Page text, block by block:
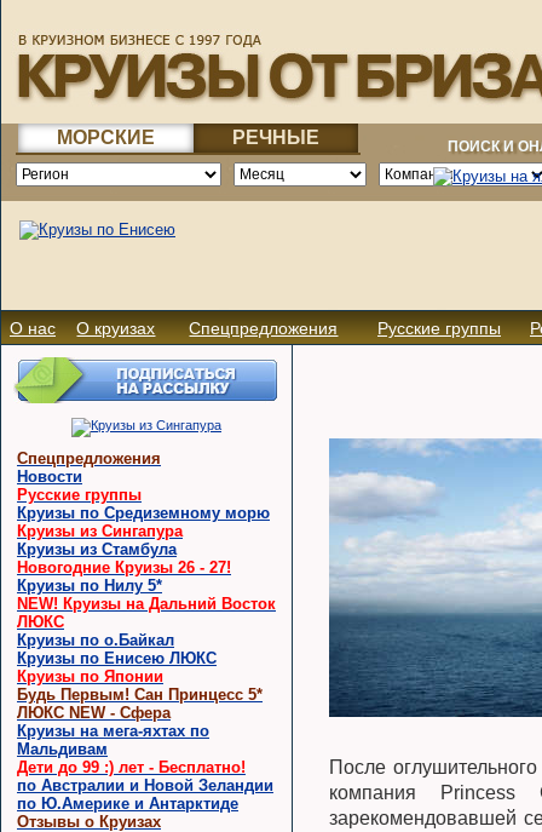
МОРСКИЕ РЕЧНЫЕ ПОИСК И
О нас О круизах Спецпредложения Русские группы
Спецпредложения
Новости
Русские группы
Круизы по Средиземному морю
Круизы из Сингапура
Круизы из Стамбула
Новогодние Круизы 26 - 27!
Круизы по Нилу 5*
NEW! Круизы на Дальний Восток
ЛЮКС
Круизы по о.Байкал
Круизы по Енисею ЛЮКС
Круизы по Японии
Будь Первым! Сан Принцесс 5*
ЛЮКС NEW - Сфера
Круизы на мега-яхтах по
Мальдивам
Дети до 99 :) лет - Бесплатно!
по Австралии и Новой Зеландии
по Ю.Америке и Антарктиде
Отзывы о Круизах
После
компания Princess
зарекомендовавшей